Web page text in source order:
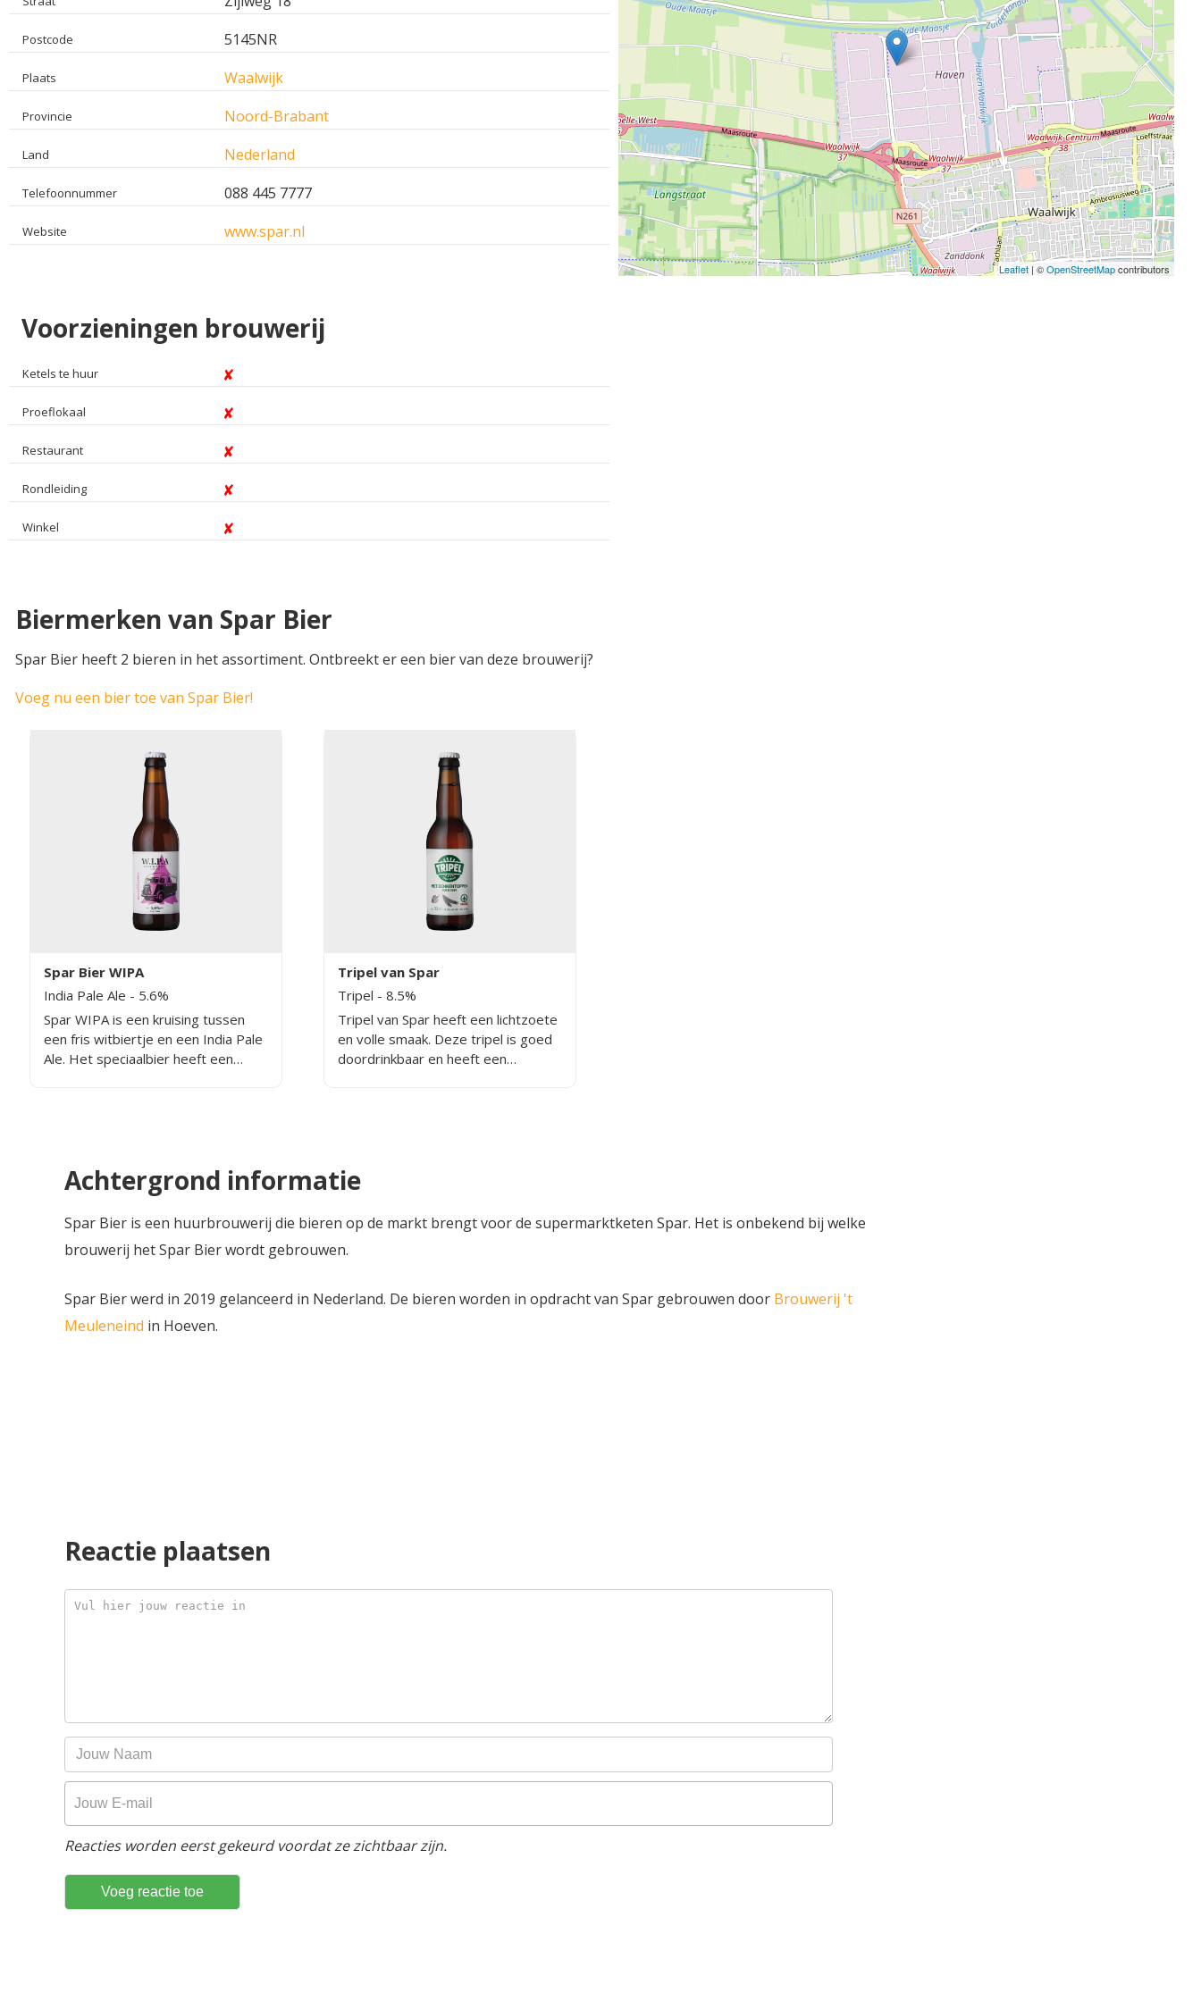
Postcode 5145NR
Plaats Waalwijk
Provincie Noord-Brabant
Land Nederland
Telefoonnummer 088 445 7777
Website www.spar.nl
Leaflet | ©OpenStreetMapcontributors
Voorzieningen brouwerij
Ketels te huur
Proeflokaal
Restaurant
Rondleiding
Winkel
Biermerken van Spar Bier
Spar Bier heeft 2 bieren in het assortiment. Ontbreekt er een bier van deze brouwerij?
Voeg nu een bier toe van Spar Bier!
Spar Bier WIPA
India Pale Ale - 5.6%
Spar WIPA is een kruising tussen
een fris witbiertje en een India Pale
Ale. Het speciaalbier heeft een
Tripel van Spar
Tripel - 8.5%
Tripel van Spar heeft een lichtzoete
en volle smaak. Deze tripel is goed
doordrinkbaar en heeft een
Achtergrond informatie
Spar Bier is een huurbrouwerij die bieren op de markt brengt voor de supermarktketen Spar. Het is onbekend bij welke
brouwerij het Spar Bier wordt gebrouwen.
Spar Bier werd in 2019 gelanceerd in Nederland. De bieren worden in opdracht van Spar gebrouwen door Brouwerij 't
Meuleneind in Hoeven.
Reactie plaatsen
Reacties worden eerst gekeurd voordat ze zichtbaar zijn.